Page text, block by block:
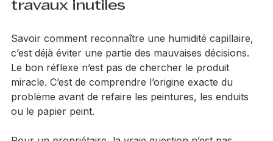
travaux inutiles
Savoir comment reconnaître une humidité capillaire,
c’est déjà éviter une partie des mauvaises décisions.
Le bon réflexe n’est pas de chercher le produit
miracle. C’est de comprendre l’origine exacte du
problème avant de refaire les peintures, les enduits